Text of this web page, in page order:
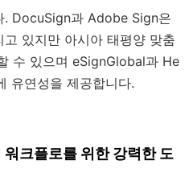
. DocuSign과 Adobe Sign은
있지만 아시아 태평양 맞춤
수 있으며 eSignGlobal과 He
유연성을 제공합니다.
크플로를 위한 강력한 도